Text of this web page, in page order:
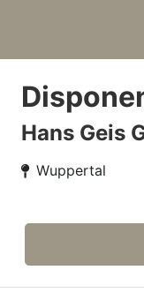
Hans Geis
Wuppertal